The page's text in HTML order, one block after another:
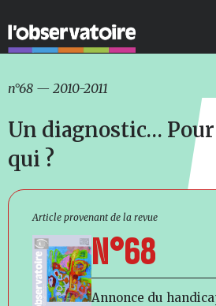
n°68 — 2010-2011
Un diagnostic…
qui ?
Article provenant de la revue
N°68
Annonce du